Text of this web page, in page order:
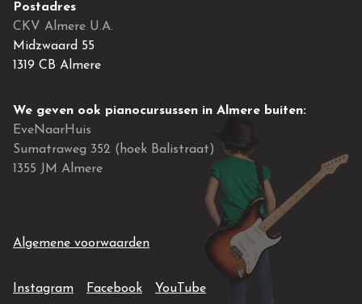
Postadres
CKV Almere U.A.
Midzwaard 55
1319 CB Almere
We geven ook pianocursussen in Almere buiten:
EveNaarHuis
Sumatraweg 352 (hoek Balistraat)
1355 JM Almere
Algemene voorwaarden
InstagramEF2 (opent in een nieuw venster)
FacebookEF2 (opent in een nieuw venster)
YouTubeEF2 (opent in een nieuw